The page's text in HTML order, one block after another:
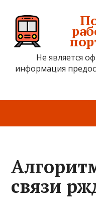
Не является
информация
связи